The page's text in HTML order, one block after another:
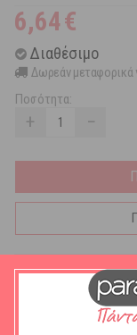
6,64€
Διαθέσιμο
Δωρεάν μεταφορικά
Ποσότητα:
+ −
Beauty Spring
Σφουγγάρι με
Ιδανικό για
Παράγεται με